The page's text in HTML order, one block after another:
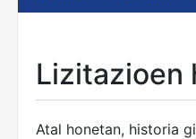
Erakutsi/Ezkutatu
Lizitazioen
Atal honetan, historia